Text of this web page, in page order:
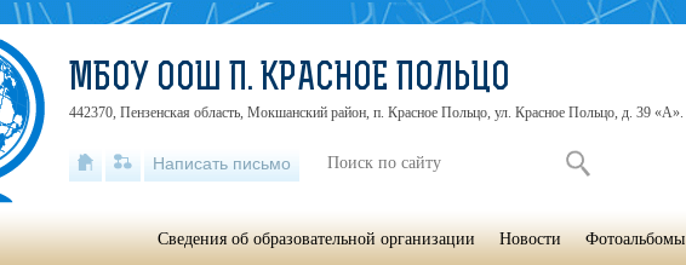
МБОУ ООШ П. КРАСНОЕ ПОЛЬЦО
442370, Пензенская область, Мокшанский район, п. Красное Польцо, ул. Красное Польцо, д. 39 «А».
Написать письмо
Сведения об образовательной организации Новости Фотоальбомы